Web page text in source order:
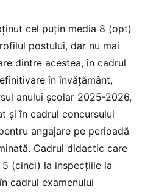
cel puțin media 8 (opt)
postului, dar nu mai
dintre acestea, în cadrul
în învățământ,
anului şcolar 2025-2026,
și în cadrul concursului
angajare pe perioadă
Cadrul didactic care
(cinci) la inspecțiile la
cadrul examenului